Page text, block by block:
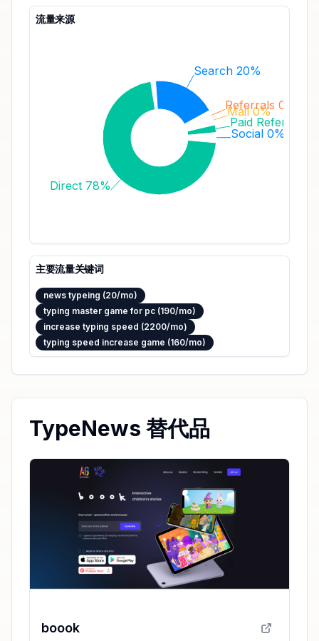
流量来源
Social 0%
Paid Referrals
Mail 0%
Referrals 0%
Search 20%
Direct 78%
主要流量关键词
news typeing (20/mo)
typing master game for pc (190/mo)
increase typing speed (2200/mo)
typing speed increase game (160/mo)
TypeNews 替代品
boook